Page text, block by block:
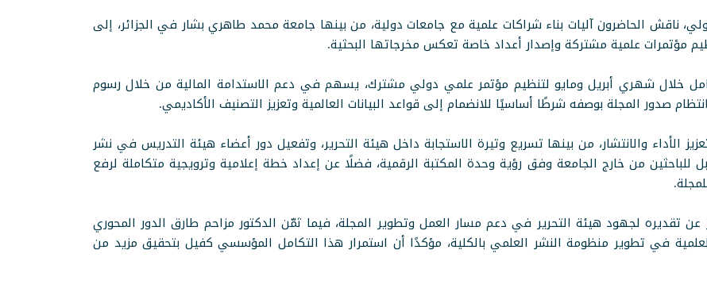
ناقش الحاضرون آليات بناء شراكات علمية مع جامعات دولية، من بينها جامعة محمد طاهري بشار في الجزائر، إلى
مؤتمرات علمية مشتركة وإصدار أعداد خاصة تعكس مخرجاتها البحثية.
خلال شهري أبريل ومايو لتنظيم مؤتمر علمي دولي مشترك، يسهم في دعم الاستدامة المالية من خلال رسوم
صدور المجلة بوصفه شرطًا أساسيًا للانضمام إلى قواعد البيانات العالمية وتعزيز التصنيف الأكاديمي.
الأداء والانتشار، من بينها تسريع وتيرة الاستجابة داخل هيئة التحرير، وتفعيل دور أعضاء هيئة التدريس في نشر
للباحثين من خارج الجامعة وفق رؤية وحدة المكتبة الرقمية، فضلًا عن إعداد خطة إعلامية وترويجية متكاملة لرفع
تقديره لجهود هيئة التحرير في دعم مسار العمل وتطوير المجلة، فيما ثمّن الدكتور مزاحم طارق الدور المحوري
في تطوير منظومة النشر العلمي بالكلية، مؤكدًا أن استمرار هذا التكامل المؤسسي كفيل بتحقيق مزيد من